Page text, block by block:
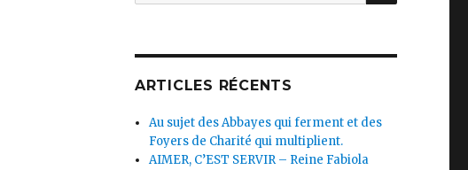
ARTICLES RÉCENTS
Au sujet des Abbayes qui ferment et des
Foyers de Charité qui multiplient.
AIMER, C’EST SERVIR – Reine Fabiola